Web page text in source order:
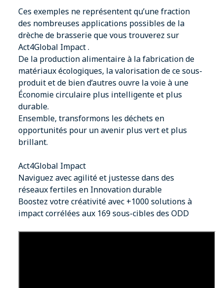
Ces exemples ne représentent qu’une fraction
des nombreuses applications possibles de la
drèche de brasserie que vous trouverez sur
Act4Global Impact.
De la production alimentaire à la fabrication de
matériaux écologiques, la valorisation de ce sous-
produit et de bien d’autres ouvre la voie à une
Économie circulaire plus intelligente et plus
durable.
Ensemble, transformons les déchets en
opportunités pour un avenir plus vert et plus
brillant.
Act4Global Impact
Naviguez avec agilité et justesse dans des
réseaux fertiles en Innovation durable
Boostez votre créativité avec +1000 solutions à
impact corrélées aux 169 sous-cibles desODD